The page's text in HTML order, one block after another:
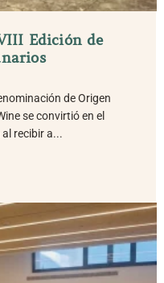
Edición de
de Origen
se convirtió en el
recibir a...